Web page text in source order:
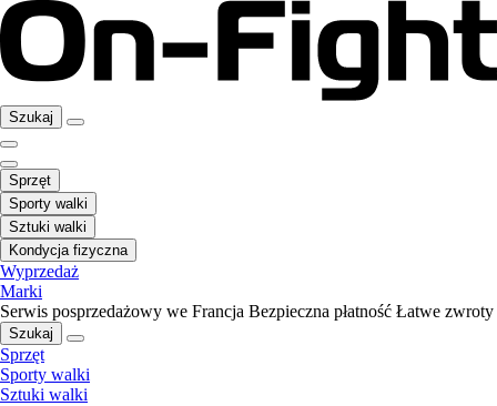
Szukaj
Sprzęt
Sporty walki
Sztuki walki
Kondycja fizyczna
Wyprzedaż
Marki
Serwis posprzedażowy we Francja Bezpieczna płatność Łatwe zwroty
Szukaj
Sprzęt
Sporty walki
Sztuki walki